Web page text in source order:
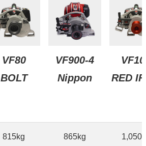
VF80
BOLT
VF900-4
Nippon
RED
815kg 865kg